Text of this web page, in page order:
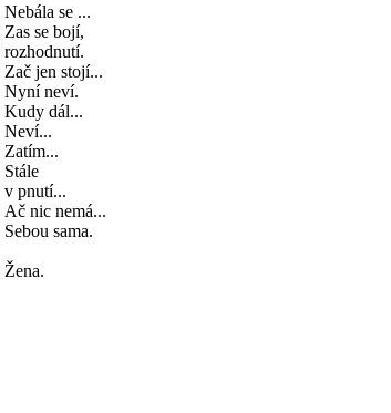
Nebála se ...
Zas se bojí,
rozhodnutí.
Zač jen stojí...
Nyní neví.
Kudy dál...
Neví...
Zatím...
Stále
v pnutí...
Ač nic nemá...
Sebou sama.
Žena.